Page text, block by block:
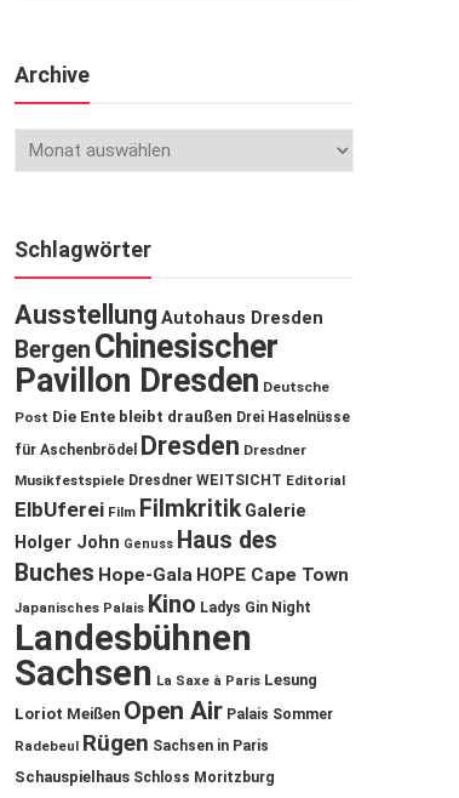
Archive
Schlagwörter
Ausstellung Autohaus Dresden
Bergen Chinesischer
Pavillon Dresden Deutsche
Post Die Ente bleibt draußen Drei Haselnüsse
für Aschenbrödel
Dresden Dresdner
Musikfestspiele Dresdner WEITSICHT Editorial
ElbUferei Film Filmkritik Galerie
Holger John Genuss Haus des
Buches Hope-Gala HOPE Cape Town
Japanisches Palais Kino Ladys Gin Night
Landesbühnen
Sachsen La Saxe à Paris Lesung
Loriot Meißen Open Air Palais Sommer
Radebeul Rügen Sachsen in Paris
Schauspielhaus Schloss Moritzburg